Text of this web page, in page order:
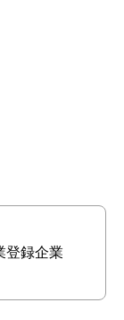
登録企業